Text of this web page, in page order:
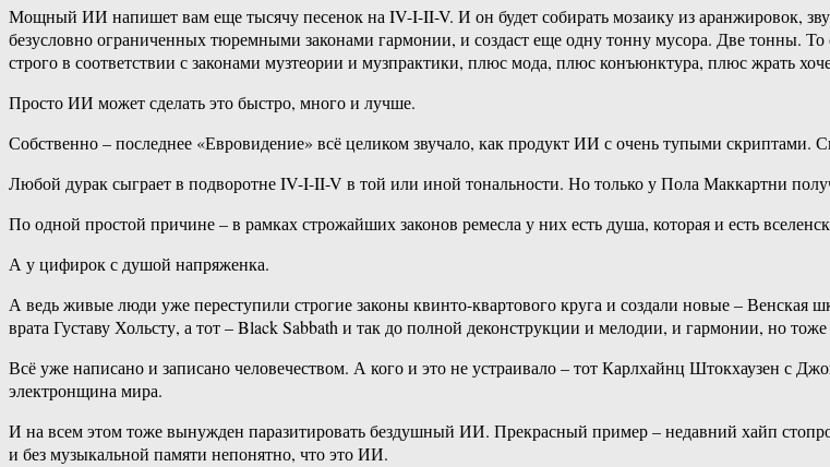
Мощный ИИ напишет вам еще тысячу песенок на IV-I-II-V. И он будет собирать мозаику из аранжировок,
безусловно ограниченных тюремными законами гармонии, и создаст еще одну тонну мусора. Две тонны.
строго в соответствии с законами музтеории и музпрактики, плюс мода, плюс конъюнктура, плюс жрать
Просто ИИ может сделать это быстро, много и лучше.
Собственно – последнее «Евровидение» всё целиком звучало, как продукт ИИ с очень тупыми скриптами.
Любой дурак сыграет в подворотне IV-I-II-V в той или иной тональности. Но только у Пола Маккартни
По одной простой причине – в рамках строжайших законов ремесла у них есть душа, которая и есть
А у цифирок с душой напряженка.
А ведь живые люди уже переступили строгие законы квинто-квартового круга и создали новые –
врата Густаву Хольсту, а тот – Black Sabbath и так до полной деконструкции и мелодии, и гармонии, но
Всё уже написано и записано человечеством. А кого и это не устраивало – тот Карлхайнц Штокхаузен с
электронщина мира.
И на всем этом тоже вынужден паразитировать бездушный ИИ. Прекрасный пример – недавний хайп
и без музыкальной памяти непонятно, что это ИИ.